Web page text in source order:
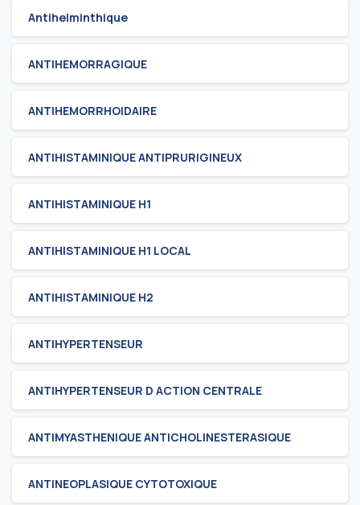
Antihelminthique
ANTIHEMORRAGIQUE
ANTIHEMORRHOIDAIRE
ANTIHISTAMINIQUE ANTIPRURIGINEUX
ANTIHISTAMINIQUE H1
ANTIHISTAMINIQUE H1 LOCAL
ANTIHISTAMINIQUE H2
ANTIHYPERTENSEUR
ANTIHYPERTENSEUR D ACTION CENTRALE
ANTIMYASTHENIQUE ANTICHOLINESTERASIQUE
ANTINEOPLASIQUE CYTOTOXIQUE